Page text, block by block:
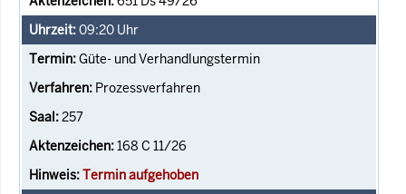
09:20 Uhr
Güte- und Verhandlungstermin
Prozessverfahren
257
168 C 11/26
Termin aufgehoben